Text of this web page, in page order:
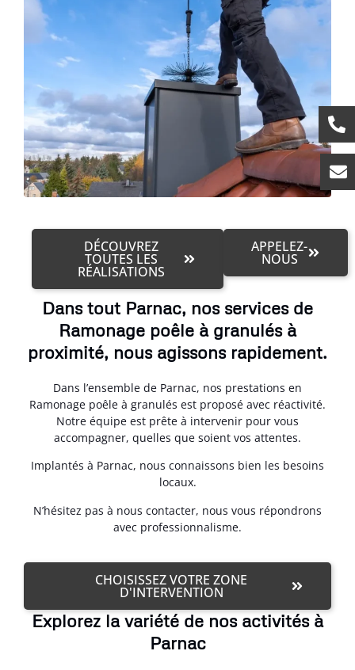
DÉCOUVREZ
TOUTES LES
RÉALISATIONS
APPELEZ-
NOUS
Dans tout Parnac, nos services de
Ramonage poêle à granulés à
proximité, nous agissons rapidement.
Dans l’ensemble de Parnac, nos prestations en
Ramonage poêle à granulés est proposé avec réactivité.
Notre équipe est prête à intervenir pour vous
accompagner, quelles que soient vos attentes.
Implantés à Parnac, nous connaissons bien les besoins
locaux.
N’hésitez pas à nous contacter, nous vous répondrons
avec professionnalisme.
CHOISISSEZ VOTRE ZONE
D'INTERVENTION
Explorez la variété de nos activités à
Parnac